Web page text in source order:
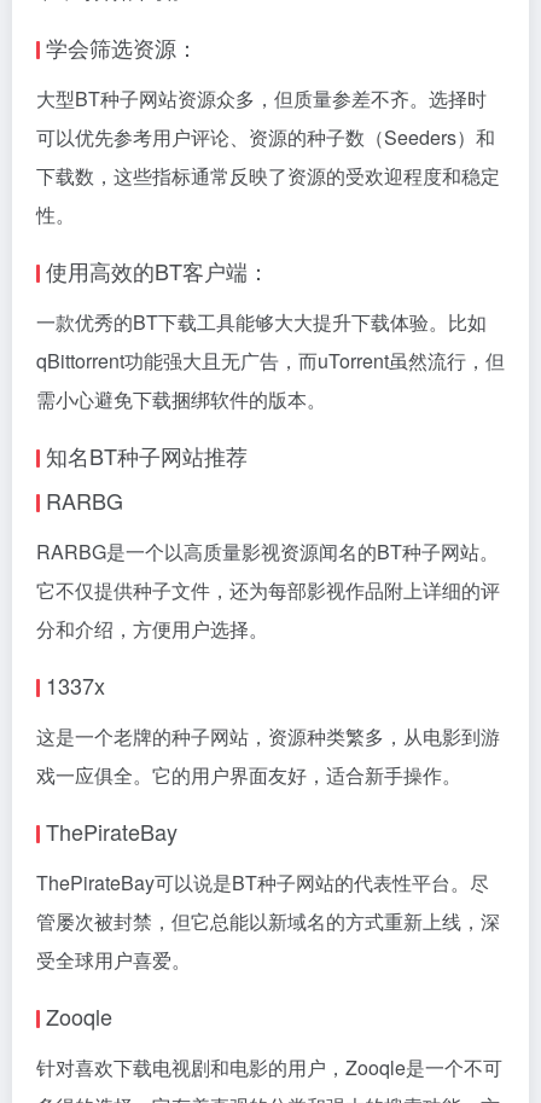
学会筛选资源：
大型BT种子网站资源众多，但质量参差不齐。选择时
可以优先参考用户评论、资源的种子数（Seeders）和
下载数，这些指标通常反映了资源的受欢迎程度和稳定
性。
使用高效的BT客户端：
一款优秀的BT下载工具能够大大提升下载体验。比如
qBittorrent功能强大且无广告，而uTorrent虽然流行，但
需小心避免下载捆绑软件的版本。
知名BT种子网站推荐
RARBG
RARBG是一个以高质量影视资源闻名的BT种子网站。
它不仅提供种子文件，还为每部影视作品附上详细的评
分和介绍，方便用户选择。
1337x
这是一个老牌的种子网站，资源种类繁多，从电影到游
戏一应俱全。它的用户界面友好，适合新手操作。
ThePirateBay
ThePirateBay可以说是BT种子网站的代表性平台。尽
管屡次被封禁，但它总能以新域名的方式重新上线，深
受全球用户喜爱。
Zooqle
针对喜欢下载电视剧和电影的用户，Zooqle是一个不可